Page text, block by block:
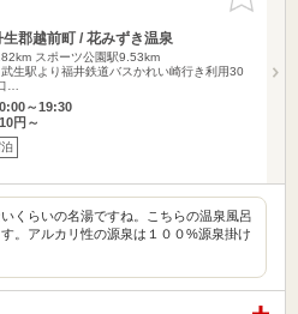
郡越前町 / 花みずき温泉
スポーツ公園駅9.53km
生駅より福井鉄道バスかれい崎行き利用30
…
～19:30
円～
くらいの名湯ですね。こちらの温泉風呂
。アルカリ性の源泉は１００%源泉掛け